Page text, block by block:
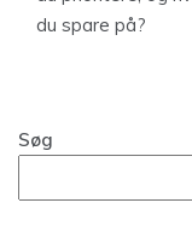
du spare på?
Søg